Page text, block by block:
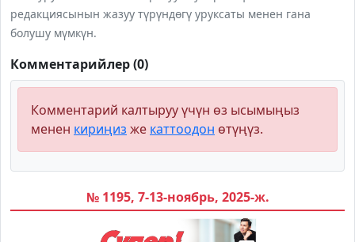
редакциясынын жазуу түрүндөгү уруксаты менен гана
болушу мүмкүн.
Комментарийлер (0)
Комментарий калтыруу үчүн өз ысымыңыз
менен кириңиз же каттоодон өтүңүз.
№ 1195, 7-13-ноябрь, 2025-ж.